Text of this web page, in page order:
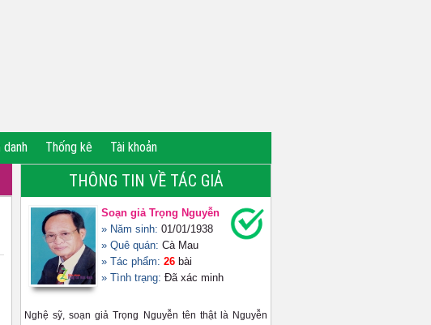
danh Thống kê Tài khoản
THÔNG TIN VỀ TÁC GIẢ
Soạn giả Trọng Nguyễn
» Năm sinh: 01/01/1938
» Quê quán: Cà Mau
» Tác phẩm: 26 bài
» Tình trạng: Đã xác minh
Nghệ sỹ, soạn giả Trọng Nguyễn tên thật là Nguyễn